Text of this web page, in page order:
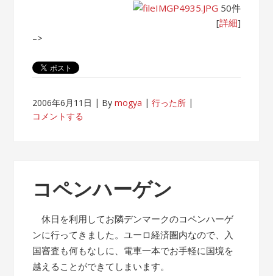
IMGP4935.JPG 50件
[詳細]
–>
2006年6月11日 Bymogya
行った所
コメントする
コペンハーゲン
休日を利用してお隣デンマークのコペンハーゲ
ンに行ってきました。ユーロ経済圏内なので、入
国審査も何もなしに、電車一本でお手軽に国境を
越えることができてしまいます。